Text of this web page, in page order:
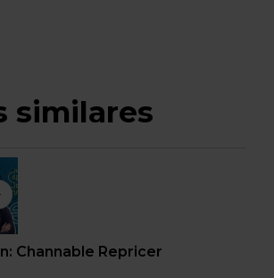
similares
Channable Repricer